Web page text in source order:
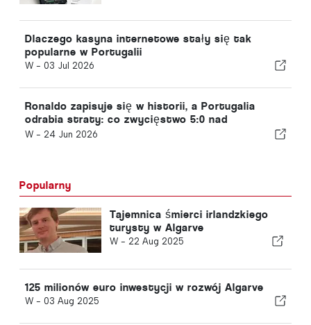
Dlaczego kasyna internetowe stały się tak
popularne w Portugalii
W - 03 Jul 2026
Ronaldo zapisuje się w historii, a Portugalia
odrabia straty: co zwycięstwo 5:0 nad
Uzbekistanem oznacza dla pozostałych drużyn
W - 24 Jun 2026
Popularny
Tajemnica śmierci irlandzkiego
turysty w Algarve
W - 22 Aug 2025
125 milionów euro inwestycji w rozwój Algarve
W - 03 Aug 2025